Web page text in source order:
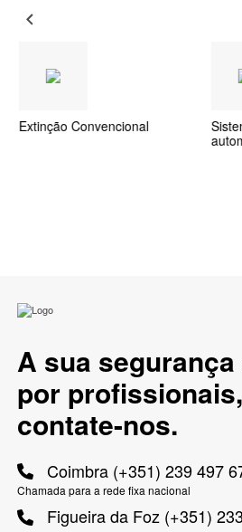
Extinção Convencional
A sua
por profissionais,
contate-nos.
Coimbra (+351) 239 497
Chamada para a rede fixa nacional
Figueira da Foz (+351)